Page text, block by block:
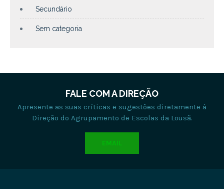
Secundário
Sem categoria
FALE COM A DIREÇÃO
Apresente as suas críticas e sugestões diretamente à
Direção do Agrupamento de Escolas da Lousã.
EMAIL